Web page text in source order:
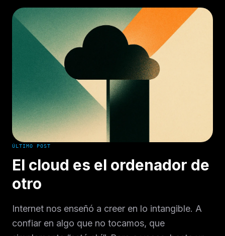
ÚLTIMO POST
El cloud es el ordenador de
otro
Internet nos enseñó a creer en lo intangible. A
confiar en algo que no tocamos, que